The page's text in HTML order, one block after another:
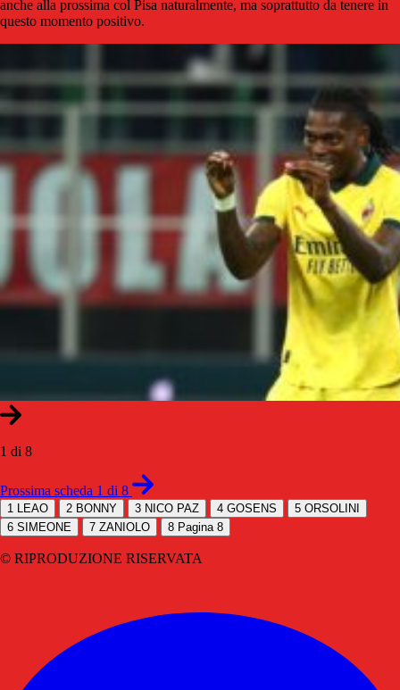
anche alla prossima col Pisa naturalmente, ma soprattutto da tenere in
questo momento positivo.
1 di 8
Prossima scheda 1 di 8
1 LEAO 2 BONNY 3 NICO PAZ 4 GOSENS 5 ORSOLINI
6 SIMEONE 7 ZANIOLO 8 Pagina 8
© RIPRODUZIONE RISERVATA